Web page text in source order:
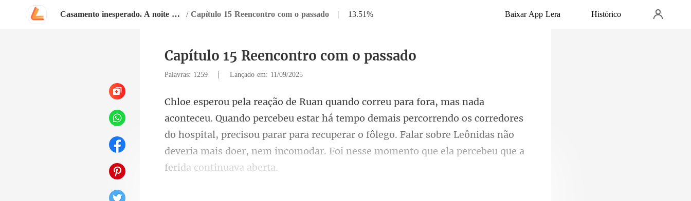
Casamento inesperado. A noite que mudou minha vida / Capítulo 15 Reencontro com o passado | 13.51% Baixar App Lera Histórico
Capítulo 15 Reencontro com o passado
Palavras: 1259 | Lançado em: 11/09/2025
po demais percorrendo os corredores
do hospital, precisou parar para recuperar o fôlego. Falar sobre Leônid